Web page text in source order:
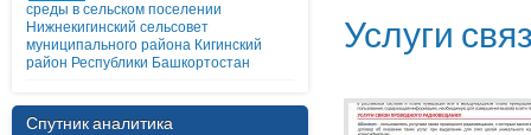
среды в сельском поселении
Нижнекигинский сельсовет
муниципального района Кигинский
район Республики Башкортостан
Спутник аналитика
Услуги